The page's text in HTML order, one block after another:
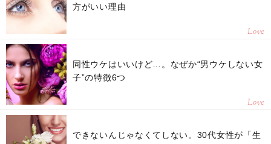
方がいい理由
Love
同性ウケはいいけど…。なぜか“男ウケしない女
子”の特徴6つ
Love
できないんじゃなくてしない。30代女性が「生